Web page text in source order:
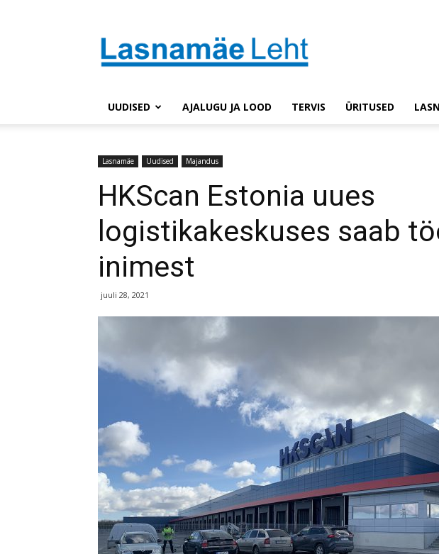
UUDISED AJALUGU JA LOOD TERVIS ÜRITUSED
Lasnamäe Uudised Majandus
HKScan Estonia uues
logistikakeskuses saab
inimest
juuli 28, 2021